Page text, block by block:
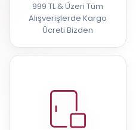
999 TL & Üzeri Tüm
Alışverişlerde Kargo
Ücreti Bizden